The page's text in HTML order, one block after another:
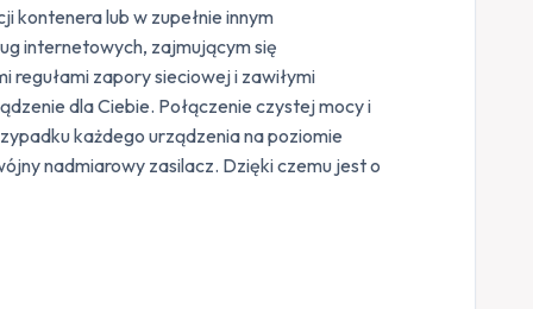
kontenera lub w zupełnie innym
internetowych, zajmującym się
regułami zapory sieciowej i zawiłymi
dla Ciebie. Połączenie czystej mocy i
każdego urządzenia na poziomie
nadmiarowy zasilacz. Dzięki czemu jest o